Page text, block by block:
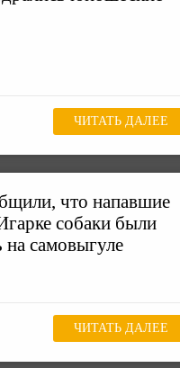
ЧИТАТЬ ДАЛЕЕ
что напавшие
собаки были
самовыгуле
ЧИТАТЬ ДАЛЕЕ